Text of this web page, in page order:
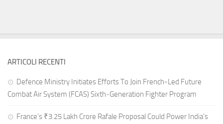
ARTICOLI RECENTI
Defence Ministry Initiates Efforts To Join French-Led Future
Combat Air System (FCAS) Sixth‑Generation Fighter Program
France’s ₹3.25 Lakh Crore Rafale Proposal Could Power India’s